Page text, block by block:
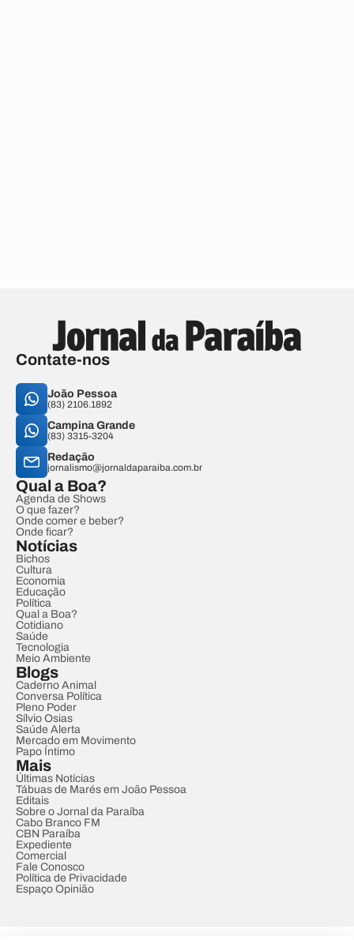
Contate-nos
João Pessoa
(83) 2106.1892
Campina Grande
(83) 3315-3204
Redação
jornalismo@jornaldaparaiba.com.br
Qual a Boa?
Agenda de Shows
O que fazer?
Onde comer e beber?
Onde ficar?
Notícias
Bichos
Cultura
Economia
Educação
Política
Qual a Boa?
Cotidiano
Saúde
Tecnologia
Meio Ambiente
Blogs
Caderno Animal
Conversa Política
Pleno Poder
Sílvio Osias
Saúde Alerta
Mercado em Movimento
Papo Íntimo
Mais
Últimas Notícias
Tábuas de Marés em João Pessoa
Editais
Sobre o Jornal da Paraíba
Cabo Branco FM
CBN Paraíba
Expediente
Comercial
Fale Conosco
Política de Privacidade
Espaço Opinião